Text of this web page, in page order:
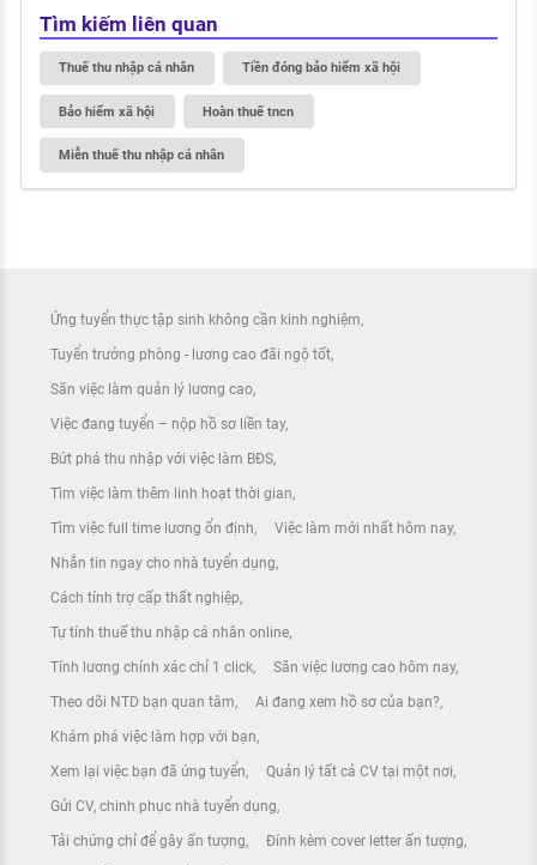
Tìm kiếm liên quan
Thuế thu nhập cá nhân Tiền đóng bảo hiểm xã hội
Bảo hiểm xã hội Hoàn thuế tncn
Miễn thuế thu nhập cá nhân
Ứng tuyển thực tập sinh không cần kinh nghiệm
Tuyển trưởng phòng - lương cao đãi ngộ tốt
Săn việc làm quản lý lương cao
Việc đang tuyển – nộp hồ sơ liền tay
Bứt phá thu nhập với việc làm BĐS
Tìm việc làm thêm linh hoạt thời gian
Tìm việc full time lương ổn định Việc làm mới nhất hôm nay
Nhắn tin ngay cho nhà tuyển dụng
Cách tính trợ cấp thất nghiệp
Tự tính thuế thu nhập cá nhân online
Tính lương chính xác chỉ 1 click Săn việc lương cao hôm nay
Theo dõi NTD bạn quan tâm Ai đang xem hồ sơ của bạn?
Khám phá việc làm hợp với bạn
Xem lại việc bạn đã ứng tuyển Quản lý tất cả CV tại một nơi
Gửi CV, chinh phục nhà tuyển dụng
Tải chứng chỉ để gây ấn tượng Đính kèm cover letter ấn tượng